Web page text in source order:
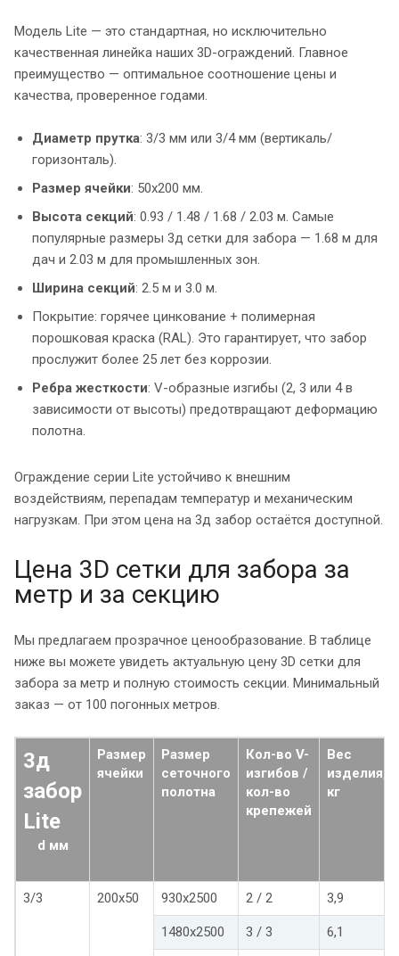
Модель Lite — это стандартная, но исключительно
качественная линейка наших 3D-ограждений. Главное
преимущество — оптимальное соотношение цены и
качества, проверенное годами.
Диаметр прутка: 3/3 мм или 3/4 мм (вертикаль/
горизонталь).
Размер ячейки: 50x200 мм.
Высота секций: 0.93 / 1.48 / 1.68 / 2.03 м. Самые
популярные размеры 3д сетки для забора — 1.68 м для
дач и 2.03 м для промышленных зон.
Ширина секций: 2.5 м и 3.0 м.
Покрытие: горячее цинкование + полимерная
порошковая краска (RAL). Это гарантирует, что забор
прослужит более 25 лет без коррозии.
Ребра жесткости: V-образные изгибы (2, 3 или 4 в
зависимости от высоты) предотвращают деформацию
полотна.
Ограждение серии Lite устойчиво к внешним
воздействиям, перепадам температур и механическим
нагрузкам. При этом цена на 3д забор остаётся доступной.
Цена 3D сетки для забора за
метр и за секцию
Мы предлагаем прозрачное ценообразование. В таблице
ниже вы можете увидеть актуальную цену 3D сетки для
забора за метр и полную стоимость секции. Минимальный
заказ — от 100 погонных метров.
3д
забор
Lite
d мм
Размер
ячейки
Размер
сеточного
полотна
Кол-во V-
изгибов /
кол-во
крепежей
Вес
изделия,
кг
3/3 200х50 930х2500 2 / 2 3,9
1480х2500 3 / 3 6,1